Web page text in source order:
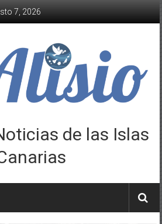
7, 2026
de las Islas